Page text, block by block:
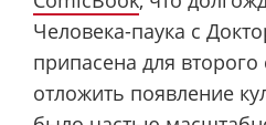
Человека-паука с
припасена для
отложить появление